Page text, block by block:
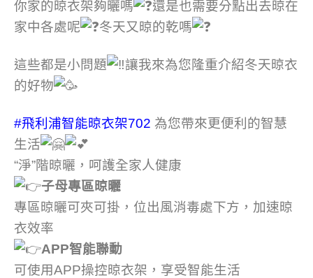
你家的晾衣架夠曬嗎
還是也需要分點出去晾在
家中各處呢
冬天又晾的乾嗎
這些都是小問題
讓我來為您隆重介紹冬天晾衣
的好物
#飛利浦智能晾衣架702 為您帶來更便利的智慧
生活
“淨”階晾曬，呵護全家人健康
子母專區晾曬
專區晾曬可夾可掛，位出風消毒處下方，加速晾
衣效率
APP智能聯動
可使用APP操控晾衣架，享受智能生活